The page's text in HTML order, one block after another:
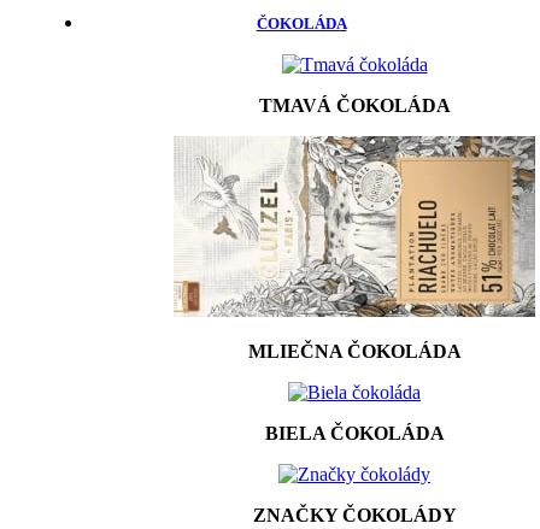
ČOKOLÁDA
TMAVÁ ČOKOLÁDA
MLIEČNA ČOKOLÁDA
BIELA ČOKOLÁDA
ZNAČKY ČOKOLÁDY